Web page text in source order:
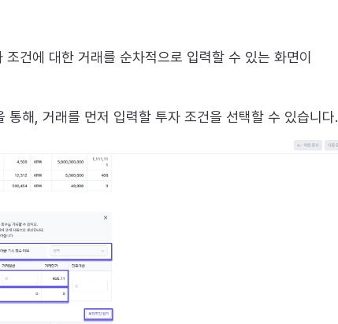
조건에 대한 거래를 순차적으로 입력할 수 있는 화면이
통해, 거래를 먼저 입력할 투자 조건을 선택할 수 있습니다.